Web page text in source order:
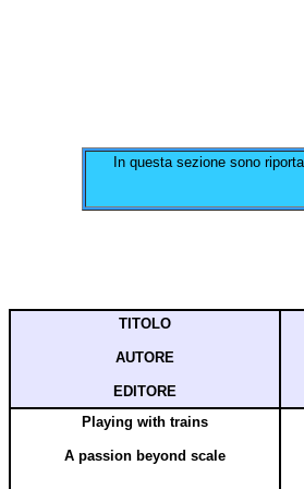
In questa sezione sono
TITOLO
AUTORE
EDITORE
Playing with trains
A passion beyond scale